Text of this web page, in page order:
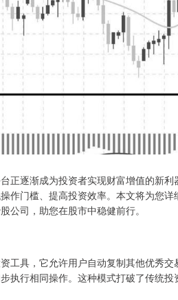
正逐渐成为投资者实现财富增值的新
作门槛、提高投资效率。本文将为您
公司，助您在股市中稳健前行。
工具，它允许用户自动复制其他优秀
执行相同操作。这种模式打破了传统